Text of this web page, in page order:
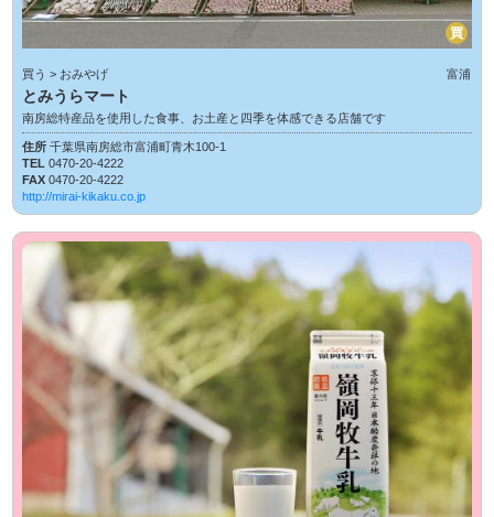
買
買う > おみやげ 富浦
とみうらマート
南房総特産品を使用した食事、お土産と四季を体感できる店舗です
住所千葉県南房総市富浦町青木100-1
TEL0470-20-4222
FAX0470-20-4222
http://mirai-kikaku.co.jp